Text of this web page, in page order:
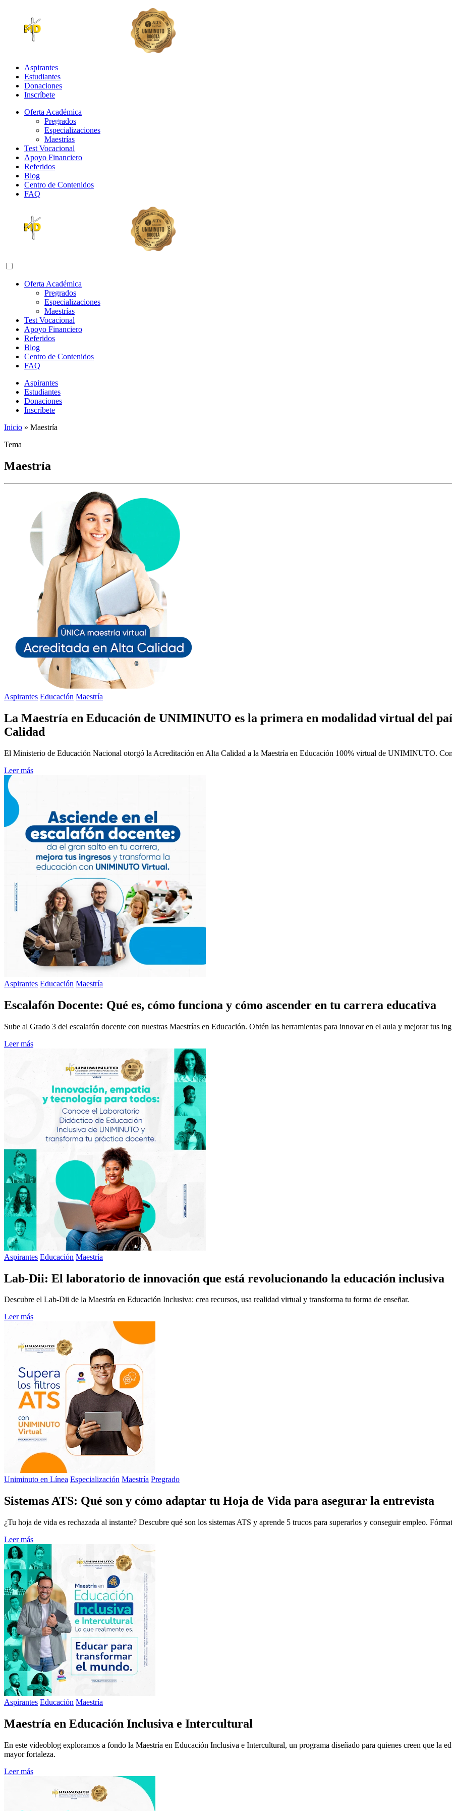
Aspirantes
Estudiantes
Donaciones
Inscríbete
Oferta Académica
Pregrados
Especializaciones
Maestrías
Test Vocacional
Apoyo Financiero
Referidos
Blog
Centro de Contenidos
FAQ
Abrir menú de navegación
Oferta Académica
Pregrados
Especializaciones
Maestrías
Test Vocacional
Apoyo Financiero
Referidos
Blog
Centro de Contenidos
FAQ
Aspirantes
Estudiantes
Donaciones
Inscríbete
Inicio » Maestría
Tema
Maestría
Aspirantes Educación Maestría
La Maestría en Educación de UNIMINUTO es la primera en modalidad virtual del
Calidad
El Ministerio de Educación Nacional otorgó la Acreditación en Alta Calidad a la Maestría en Educación 100% virtual de UNIMINUTO.
Leer más
Aspirantes Educación Maestría
Escalafón Docente: Qué es, cómo funciona y cómo ascender en tu carrera educativa
Sube al Grado 3 del escalafón docente con nuestras Maestrías en Educación. Obtén las herramientas para innovar en el aula y mejorar tus
Leer más
Aspirantes Educación Maestría
Lab-Dii: El laboratorio de innovación que está revolucionando la educación inclusiva
Descubre el Lab-Dii de la Maestría en Educación Inclusiva: crea recursos, usa realidad virtual y transforma tu forma de enseñar.
Leer más
Uniminuto en Línea Especialización Maestría Pregrado
Sistemas ATS: Qué son y cómo adaptar tu Hoja de Vida para asegurar la entrevista
¿Tu hoja de vida es rechazada al instante? Descubre qué son los sistemas ATS y aprende 5 trucos para superarlos y conseguir empleo.
Leer más
Aspirantes Educación Maestría
Maestría en Educación Inclusiva e Intercultural
En este videoblog exploramos a fondo la Maestría en Educación Inclusiva e Intercultural, un programa diseñado para quienes creen que la
mayor fortaleza.
Leer más